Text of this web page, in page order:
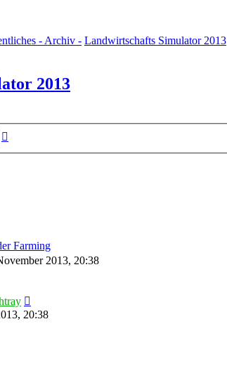
- Archiv - Landwirtschafts Simulator 2013
2013
Farming
2013, 20:38
20:38